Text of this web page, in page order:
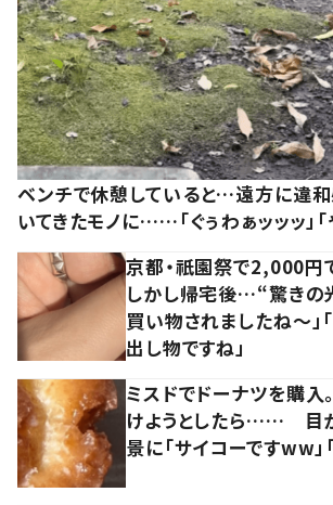
ベンチで休憩していると…遠方に違和
いてきたモノに……「ぐぅわぁッッッ」
京都・祇園祭で2,000
しかし帰宅後…“驚きの
買い物されましたね～」
出し物ですね」
ミスドでドーナツを購入
けようとしたら…… 目
景に「サイコーですww」